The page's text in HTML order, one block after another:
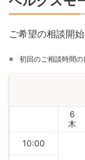
ご希望の相談開
※ 初回のご相談時間の
6
木
10:00